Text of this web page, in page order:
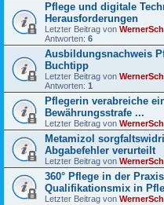
Pflege und digitale
Herausforderungen
Letzter Beitrag von
Antworten: 6
Ausbildungsnachweis
Buchtipp
Letzter Beitrag von
Antworten: 1
Pflegerin verabreiche
Bewährungsstrafe ...
Letzter Beitrag von
Metamizol
Abgabefehler verurteilt
Letzter Beitrag von
360° Pflege in der
Qualifikationsmix in
Letzter Beitrag von